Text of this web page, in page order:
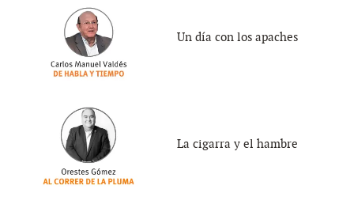
Un día con los apaches
La cigarra y el hambre